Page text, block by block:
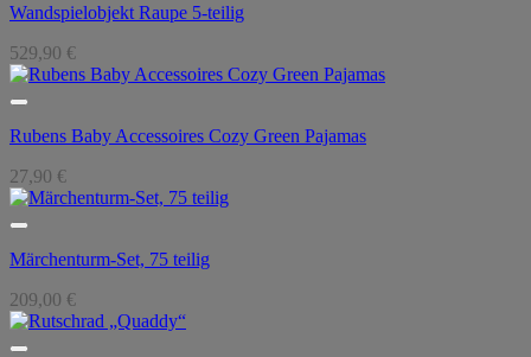
Wandspielobjekt Raupe 5-teilig
529,90 €
Rubens Baby Accessoires Cozy Green Pajamas
27,90 €
Märchenturm-Set, 75 teilig
209,00 €